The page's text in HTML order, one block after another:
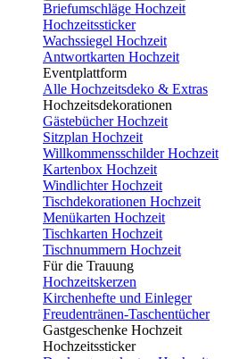
Briefumschläge Hochzeit
Hochzeitssticker
Wachssiegel Hochzeit
Antwortkarten Hochzeit
Eventplattform
Alle Hochzeitsdeko & Extras
Hochzeitsdekorationen
Gästebücher Hochzeit
Sitzplan Hochzeit
Willkommensschilder Hochzeit
Kartenbox Hochzeit
Windlichter Hochzeit
Tischdekorationen Hochzeit
Menükarten Hochzeit
Tischkarten Hochzeit
Tischnummern Hochzeit
Für die Trauung
Hochzeitskerzen
Kirchenhefte und Einleger
Freudentränen-Taschentücher
Gastgeschenke Hochzeit
Hochzeitssticker